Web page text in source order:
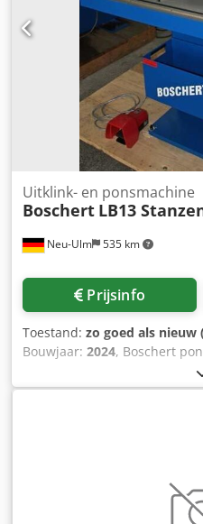
Neu-Ulm 535 km
Uitklink- en ponsmachine
Boschert LB13
Prijsinfo
Toestand: zo goed als
Bouwjaar: 2024, Boschert
LB13 Ponsen/stam
Crodpfx Ashp N Ryjqxjf